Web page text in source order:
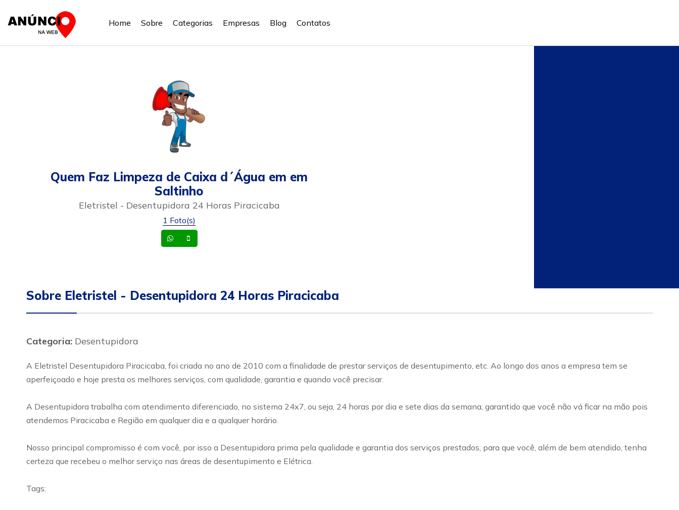
Home Sobre Categorias Empresas Blog Contatos
Quem Faz Limpeza de Caixa d´Água em em
Saltinho
Eletristel - Desentupidora 24 Horas Piracicaba
1 Foto(s)
Whatsapp
Sobre Eletristel - Desentupidora 24 Horas Piracicaba
Categoria: Desentupidora
A Eletristel Desentupidora Piracicaba, foi criada no ano de 2010 com a finalidade de prestar serviços de desentupimento, etc. Ao longo dos anos a empresa tem se
aperfeiçoado e hoje presta os melhores serviços, com qualidade, garantia e quando você precisar.
A Desentupidora trabalha com atendimento diferenciado, no sistema 24x7, ou seja, 24 horas por dia e sete dias da semana, garantido que você não vá ficar na mão pois
atendemos Piracicaba e Região em qualquer dia e a qualquer horário.
Nosso principal compromisso é com você, por isso a Desentupidora prima pela qualidade e garantia dos serviços prestados, para que você, além de bem atendido, tenha
certeza que recebeu o melhor serviço nas áreas de desentupimento e Elétrica.
Tags: